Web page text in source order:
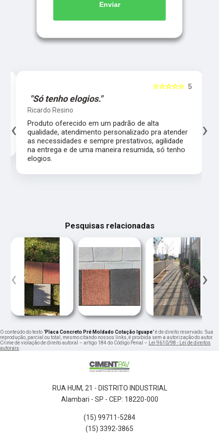
Enviar
5
☆☆☆☆☆
"Só tenho elogios."
Ricardo Resino
Produto oferecido em um padrão de alta
qualidade, atendimento personalizado pra atender
as necessidades e sempre prestativos, agilidade
na entrega e de uma maneira resumida, só tenho
elogios.
‹ ›
Pesquisas relacionadas
‹ ›
O conteúdo do texto "Placa Concreto Pré Moldado Cotação Iguape" é de direito reservado. Sua
reprodução, parcial ou total, mesmo citando nossos links, é proibida sem a autorização do autor.
Crime de violação de direito autoral – artigo 184 do Código Penal –
Lei 9610/98 - Lei de direitos
autorais
RUA HUM, 21 - DISTRITO INDUSTRIAL
Alambari - SP - CEP: 18220-000
(15) 99711-5284
(15) 3392-3865